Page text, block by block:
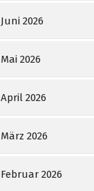
Juni 2026
Mai 2026
April 2026
März 2026
Februar 2026